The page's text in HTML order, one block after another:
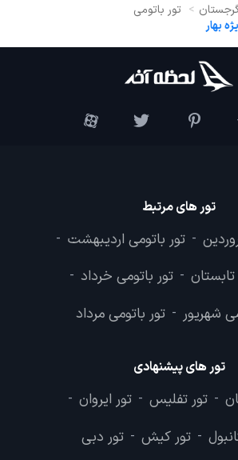
تور باتومی
بهار
تور های مرتبط
- تور باتومی اردیبهشت -
- تور باتومی خرداد -
شهریور - تور باتومی مرداد
تور های پیشنهادی
- تور تفلیس - تور ایروان -
- تور کیش - تور دبی